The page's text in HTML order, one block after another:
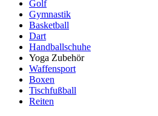
Golf
Gymnastik
Basketball
Dart
Handballschuhe
Yoga Zubehör
Waffensport
Boxen
Tischfußball
Reiten